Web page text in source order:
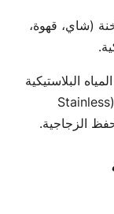
(شاي، قهوة،
البلاستيكية
بزجاجات من الفولاذ المقاوم للصدأ (Stainless